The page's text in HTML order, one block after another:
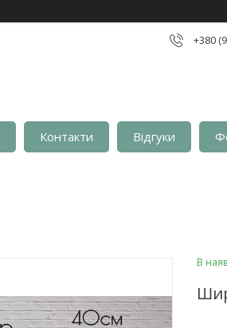
+380
Контакти Відгуки
В